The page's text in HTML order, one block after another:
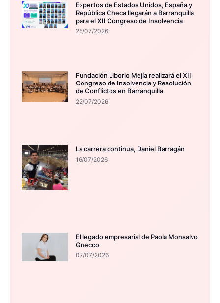
Expertos de Estados Unidos, España y
República Checa llegarán a Barranquilla
para el XII Congreso de Insolvencia
25/07/2026
Fundación Liborio Mejía realizará el XII
Congreso de Insolvencia y Resolución
de Conflictos en Barranquilla
22/07/2026
La carrera continua, Daniel Barragán
16/07/2026
El legado empresarial de Paola Monsalvo
Gnecco
07/07/2026